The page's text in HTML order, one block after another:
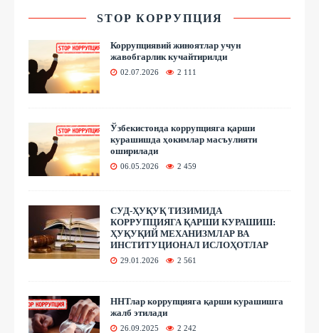
STOP КОРРУПЦИЯ
Коррупциявий жиноятлар учун
жавобгарлик кучайтирилди
02.07.2026 2 111
Ўзбекистонда коррупцияга қарши
курашишда ҳокимлар масъулияти
оширилади
06.05.2026 2 459
СУД-ҲУҚУҚ ТИЗИМИДА
КОРРУПЦИЯГА ҚАРШИ КУРАШИШ:
ҲУҚУҚИЙ МЕХАНИЗМЛАР ВА
ИНСТИТУЦИОНАЛ ИСЛОҲОТЛАР
29.01.2026 2 561
ННТлар коррупцияга қарши курашишга
жалб этилади
26.09.2025 2 242